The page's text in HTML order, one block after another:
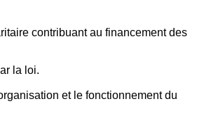
contribuant au financement des
la loi.
et le fonctionnement du